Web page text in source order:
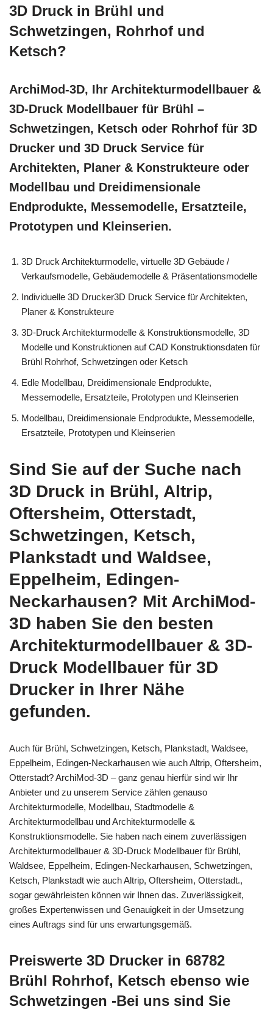
3D Druck in Brühl und
Schwetzingen, Rohrhof und
Ketsch?
ArchiMod-3D, Ihr Architekturmodellbauer &
3D-Druck Modellbauer für Brühl –
Schwetzingen, Ketsch oder Rohrhof für 3D
Drucker und 3D Druck Service für
Architekten, Planer & Konstrukteure oder
Modellbau und Dreidimensionale
Endprodukte, Messemodelle, Ersatzteile,
Prototypen und Kleinserien.
3D Druck Architekturmodelle, virtuelle 3D Gebäude /
Verkaufsmodelle, Gebäudemodelle & Präsentationsmodelle
Individuelle 3D Drucker3D Druck Service für Architekten,
Planer & Konstrukteure
3D-Druck Architekturmodelle & Konstruktionsmodelle, 3D
Modelle und Konstruktionen auf CAD Konstruktionsdaten für
Brühl Rohrhof, Schwetzingen oder Ketsch
Edle Modellbau, Dreidimensionale Endprodukte,
Messemodelle, Ersatzteile, Prototypen und Kleinserien
Modellbau, Dreidimensionale Endprodukte, Messemodelle,
Ersatzteile, Prototypen und Kleinserien
Sind Sie auf der Suche nach
3D Druck in Brühl, Altrip,
Oftersheim, Otterstadt,
Schwetzingen, Ketsch,
Plankstadt und Waldsee,
Eppelheim, Edingen-
Neckarhausen? Mit ArchiMod-
3D haben Sie den besten
Architekturmodellbauer & 3D-
Druck Modellbauer für 3D
Drucker in Ihrer Nähe
gefunden.
Auch für Brühl, Schwetzingen, Ketsch, Plankstadt, Waldsee,
Eppelheim, Edingen-Neckarhausen wie auch Altrip, Oftersheim,
Otterstadt? ArchiMod-3D – ganz genau hierfür sind wir Ihr
Anbieter und zu unserem Service zählen genauso
Architekturmodelle, Modellbau, Stadtmodelle &
Architekturmodellbau und Architekturmodelle &
Konstruktionsmodelle. Sie haben nach einem zuverlässigen
Architekturmodellbauer & 3D-Druck Modellbauer für Brühl,
Waldsee, Eppelheim, Edingen-Neckarhausen, Schwetzingen,
Ketsch, Plankstadt wie auch Altrip, Oftersheim, Otterstadt.,
sogar gewährleisten können wir Ihnen das. Zuverlässigkeit,
großes Expertenwissen und Genauigkeit in der Umsetzung
eines Auftrags sind für uns erwartungsgemäß.
Preiswerte 3D Drucker in 68782
Brühl Rohrhof, Ketsch ebenso wie
Schwetzingen -Bei uns sind Sie